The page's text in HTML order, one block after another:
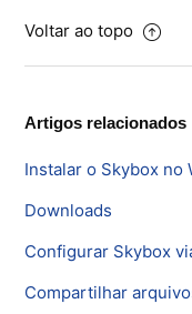
Voltar ao topo
Artigos relacionados
Instalar o Skybox no
Downloads
Configurar Skybox
Compartilhar